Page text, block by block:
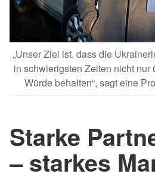
Starke
– starkes
„Unser Ziel ist, dass die
in schwierigsten Zeiten nicht nur
Würde behalten“, sagt eine